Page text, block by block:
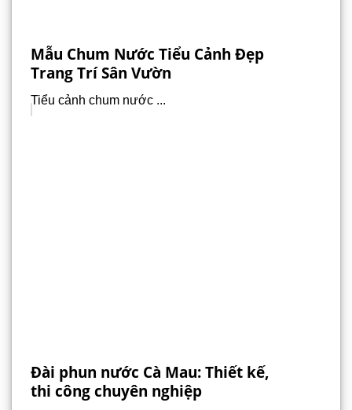
Mẫu Chum Nước Tiểu Cảnh Đẹp
Trang Trí Sân Vườn
Tiểu cảnh chum nước ...
Đài phun nước Cà Mau: Thiết kế,
thi công chuyên nghiệp